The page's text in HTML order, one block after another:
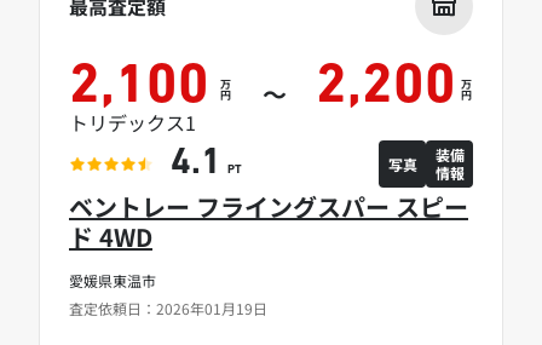
愛媛県東温市
査定依頼日：2026年01月19日
ベントレー フライングスパー スピー
ド 4WD
最高査定額
2,100 万
円 ～ 2,200 万
円
トリデックス1
4.1 PT 写真
装備
情報